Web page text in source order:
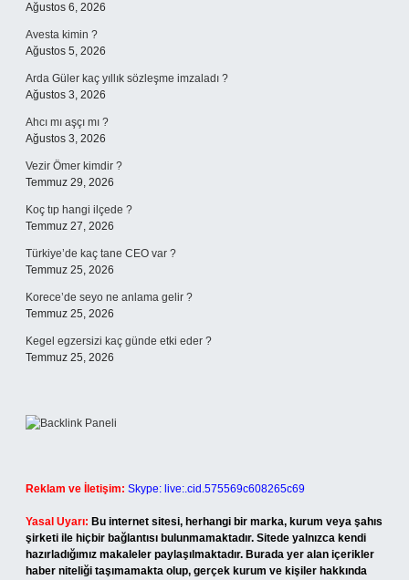
Ağustos 6, 2026
Avesta kimin ?
Ağustos 5, 2026
Arda Güler kaç yıllık sözleşme imzaladı ?
Ağustos 3, 2026
Ahcı mı aşçı mı ?
Ağustos 3, 2026
Vezir Ömer kimdir ?
Temmuz 29, 2026
Koç tıp hangi ilçede ?
Temmuz 27, 2026
Türkiye’de kaç tane CEO var ?
Temmuz 25, 2026
Korece’de seyo ne anlama gelir ?
Temmuz 25, 2026
Kegel egzersizi kaç günde etki eder ?
Temmuz 25, 2026
Reklam ve İletişim: Skype: live:.cid.575569c608265c69
Yasal Uyarı: Bu internet sitesi, herhangi bir marka, kurum veya şahıs
şirketi ile hiçbir bağlantısı bulunmamaktadır. Sitede yalnızca kendi
hazırladığımız makaleler paylaşılmaktadır. Burada yer alan içerikler
haber niteliği taşımamakta olup, gerçek kurum ve kişiler hakkında